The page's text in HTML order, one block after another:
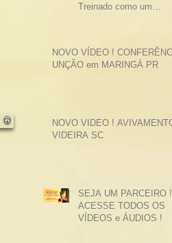
Treinado como um
NOVO VÍDEO ! CONFERÊNCIA
UNÇÃO em MARINGÁ PR
NOVO VIDEO ! AVIVAMENTO em
VIDEIRA SC
SEJA UM PARCEIRO !
ACESSE TODOS OS
VÍDEOS e ÁUDIOS !